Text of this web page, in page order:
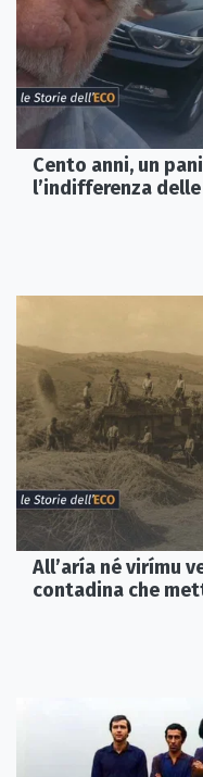
Cento anni, un
l’indifferenza
All’aría né virímu
contadina che